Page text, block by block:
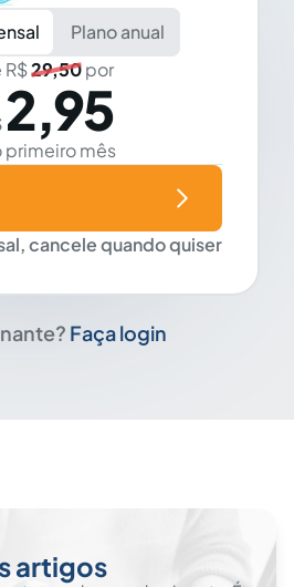
Plano anual
R$29,50por
2,95
primeiro mês
cancele quando quiser
Faça login
artigos